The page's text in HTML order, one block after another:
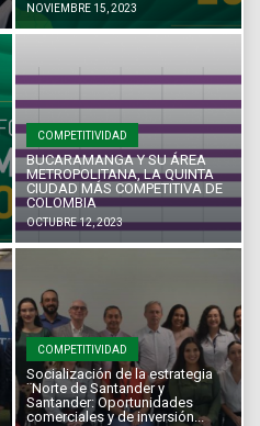
NOVIEMBRE 15, 2023
COMPETITIVIDAD
BUCARAMANGA Y SU ÁREA
METROPOLITANA, LA QUINTA
CIUDAD MÁS COMPETITIVA DE
COLOMBIA
OCTUBRE 12, 2023
COMPETITIVIDAD
Socialización de la estrategia
¨Norte de Santander y
Santander: Oportunidades
comerciales y de inversión...